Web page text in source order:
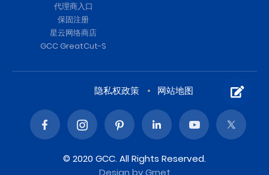
代理商入口
保固注册
星云网络商店
GCC GreatCut-S
隐私权政策 网站地图
© 2020 GCC. All Rights Reserved.
Design by Grnet